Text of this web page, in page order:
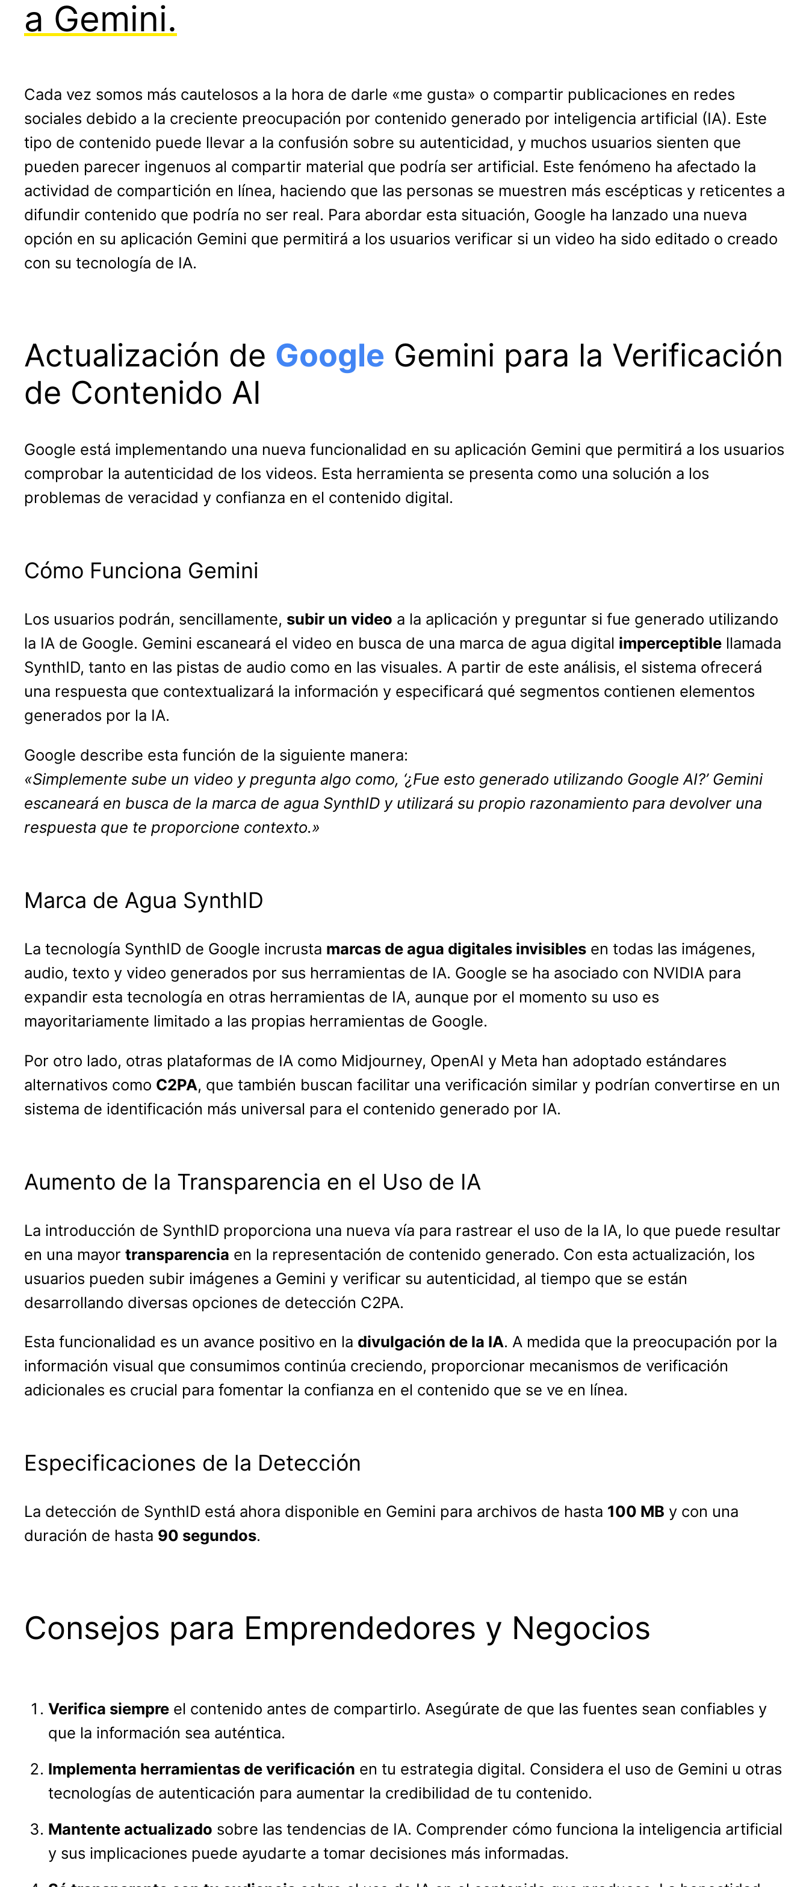
a Gemini.
Cada vez somos más cautelosos a la hora de darle «me gusta» o compartir publicaciones en redes
sociales debido a la creciente preocupación por contenido generado por inteligencia artificial (IA). Este
tipo de contenido puede llevar a la confusión sobre su autenticidad, y muchos usuarios sienten que
pueden parecer ingenuos al compartir material que podría ser artificial. Este fenómeno ha afectado la
actividad de compartición en línea, haciendo que las personas se muestren más escépticas y reticentes a
difundir contenido que podría no ser real. Para abordar esta situación, Google ha lanzado una nueva
opción en su aplicación Gemini que permitirá a los usuarios verificar si un video ha sido editado o creado
con su tecnología de IA.
Actualización de Google Gemini para la Verificación
de Contenido AI
Google está implementando una nueva funcionalidad en su aplicación Gemini que permitirá a los usuarios
comprobar la autenticidad de los videos. Esta herramienta se presenta como una solución a los
problemas de veracidad y confianza en el contenido digital.
Cómo Funciona Gemini
Los usuarios podrán, sencillamente, subir un video a la aplicación y preguntar si fue generado utilizando
la IA de Google. Gemini escaneará el video en busca de una marca de agua digital imperceptible llamada
SynthID, tanto en las pistas de audio como en las visuales. A partir de este análisis, el sistema ofrecerá
una respuesta que contextualizará la información y especificará qué segmentos contienen elementos
generados por la IA.
Google describe esta función de la siguiente manera:
«Simplemente sube un video y pregunta algo como, ‘¿Fue esto generado utilizando Google AI?’ Gemini
escaneará en busca de la marca de agua SynthID y utilizará su propio razonamiento para devolver una
respuesta que te proporcione contexto.»
Marca de Agua SynthID
La tecnología SynthID de Google incrusta marcas de agua digitales invisibles en todas las imágenes,
audio, texto y video generados por sus herramientas de IA. Google se ha asociado con NVIDIA para
expandir esta tecnología en otras herramientas de IA, aunque por el momento su uso es
mayoritariamente limitado a las propias herramientas de Google.
Por otro lado, otras plataformas de IA como Midjourney, OpenAI y Meta han adoptado estándares
alternativos como C2PA, que también buscan facilitar una verificación similar y podrían convertirse en un
sistema de identificación más universal para el contenido generado por IA.
Aumento de la Transparencia en el Uso de IA
La introducción de SynthID proporciona una nueva vía para rastrear el uso de la IA, lo que puede resultar
en una mayor transparencia en la representación de contenido generado. Con esta actualización, los
usuarios pueden subir imágenes a Gemini y verificar su autenticidad, al tiempo que se están
desarrollando diversas opciones de detección C2PA.
Esta funcionalidad es un avance positivo en la divulgación de la IA. A medida que la preocupación por la
información visual que consumimos continúa creciendo, proporcionar mecanismos de verificación
adicionales es crucial para fomentar la confianza en el contenido que se ve en línea.
Especificaciones de la Detección
La detección de SynthID está ahora disponible en Gemini para archivos de hasta 100 MB y con una
duración de hasta 90 segundos.
Consejos para Emprendedores y Negocios
Verifica siempre el contenido antes de compartirlo. Asegúrate de que las fuentes sean confiables y
que la información sea auténtica.
Implementa herramientas de verificación en tu estrategia digital. Considera el uso de Gemini u otras
tecnologías de autenticación para aumentar la credibilidad de tu contenido.
Mantente actualizado sobre las tendencias de IA. Comprender cómo funciona la inteligencia artificial
y sus implicaciones puede ayudarte a tomar decisiones más informadas.